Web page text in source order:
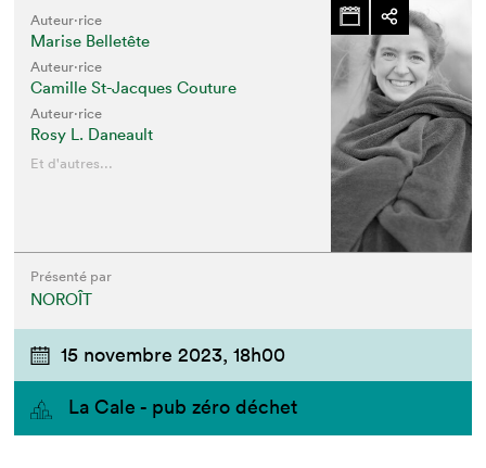
Auteur·rice
Marise Belletête
Auteur·rice
Camille St-Jacques Couture
Auteur·rice
Rosy L. Daneault
Et d'autres...
Présenté par
NOROÎT
15 novembre 2023, 18h00
La Cale - pub zéro déchet